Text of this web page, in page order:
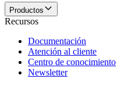
Productos
Recursos
Documentación
Atención al cliente
Centro de conocimiento
Newsletter